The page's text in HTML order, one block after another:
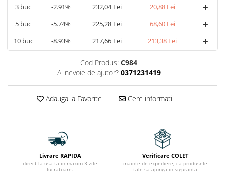
3 buc -2.91% 232,04 Lei 20,88 Lei +
5 buc -5.74% 225,28 Lei 68,60 Lei +
10buc -8.93% 217,66 Lei 213,38 Lei +
Cod Produs: C984
Ai nevoie de ajutor? 0371231419
Adauga la Favorite Cere informatii
Livrare RAPIDA
direct la usa ta in maxim 3 zile
lucratoare.
Verificare COLET
inainte de expediere, ca produsele
tale sa ajunga in siguranta